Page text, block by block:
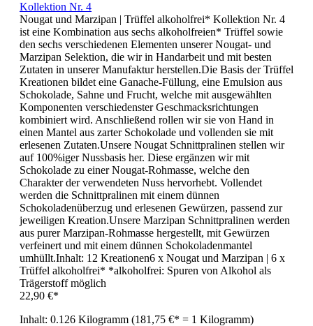
Kollektion Nr. 4
Nougat und Marzipan | Trüffel alkoholfrei* Kollektion Nr. 4
ist eine Kombination aus sechs alkoholfreien* Trüffel sowie
den sechs verschiedenen Elementen unserer Nougat- und
Marzipan Selektion, die wir in Handarbeit und mit besten
Zutaten in unserer Manufaktur herstellen.Die Basis der Trüffel
Kreationen bildet eine Ganache-Füllung, eine Emulsion aus
Schokolade, Sahne und Frucht, welche mit ausgewählten
Komponenten verschiedenster Geschmacksrichtungen
kombiniert wird. Anschließend rollen wir sie von Hand in
einen Mantel aus zarter Schokolade und vollenden sie mit
erlesenen Zutaten.Unsere Nougat Schnittpralinen stellen wir
auf 100%iger Nussbasis her. Diese ergänzen wir mit
Schokolade zu einer Nougat-Rohmasse, welche den
Charakter der verwendeten Nuss hervorhebt. Vollendet
werden die Schnittpralinen mit einem dünnen
Schokoladenüberzug und erlesenen Gewürzen, passend zur
jeweiligen Kreation.Unsere Marzipan Schnittpralinen werden
aus purer Marzipan-Rohmasse hergestellt, mit Gewürzen
verfeinert und mit einem dünnen Schokoladenmantel
umhüllt.Inhalt: 12 Kreationen6 x Nougat und Marzipan | 6 x
Trüffel alkoholfrei* *alkoholfrei: Spuren von Alkohol als
Trägerstoff möglich
22,90 €*
Inhalt: 0.126 Kilogramm (181,75 €* = 1 Kilogramm)